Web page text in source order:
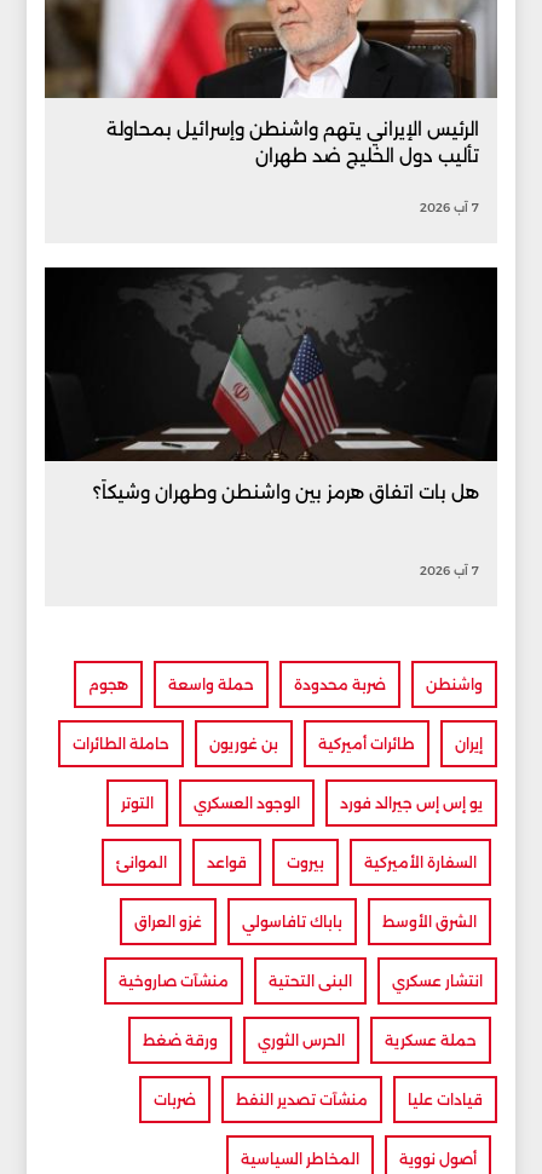
الرئيس الإيراني يتهم واشنطن وإسرائيل بمحاولة
تأليب دول الخليج ضد طهران
7 آب 2026
هل بات اتفاق هرمز بين واشنطن وطهران وشيكاً؟
7 آب 2026
واشنطن ضربة محدودة حملة واسعة هجوم
إيران طائرات أميركية بن غوريون حاملة الطائرات
يو إس إس جيرالد فورد الوجود العسكري التوتر
السفارة الأميركية بيروت قواعد الموانئ
الشرق الأوسط باباك تافاسولي غزو العراق
انتشار عسكري البنى التحتية منشآت صاروخية
حملة عسكرية الحرس الثوري ورقة ضغط
قيادات عليا منشآت تصدير النفط ضربات
أصول نووية المخاطر السياسية